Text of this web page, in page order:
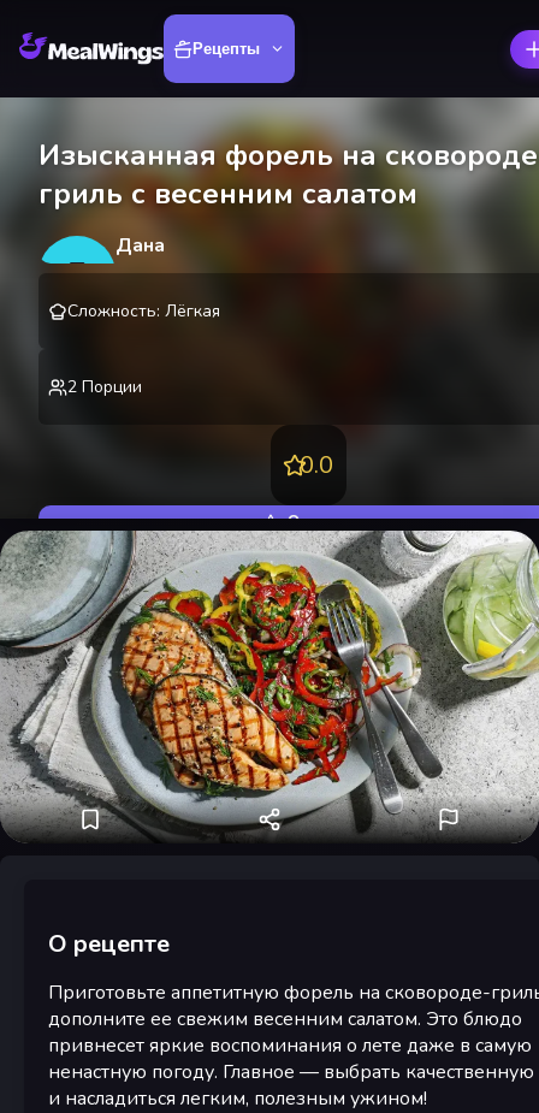
Рецепты
Изысканная форель на
гриль с весенним салатом
Д
Дана
Сложность: Лёгкая
2 Порции
0.0
Оценить
О рецепте
Приготовьте аппетитную форель на сковороде-
дополните ее свежим весенним салатом. Это блюдо
привнесет яркие воспоминания о лете даже в самую
ненастную погоду. Главное — выбрать
и насладиться легким, полезным ужином!